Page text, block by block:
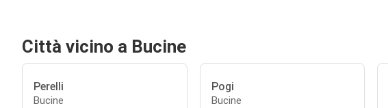
Città vicino a Bucine
Perelli
Bucine
Pogi
Bucine